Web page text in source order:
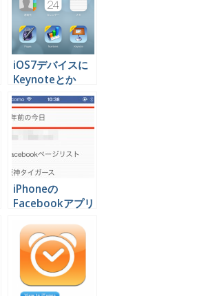
iOS7デバイスに
Keynoteとか
Pagesとか
Numbersを無料
で入れる方法
iPhoneの
Facebookアプリ
る